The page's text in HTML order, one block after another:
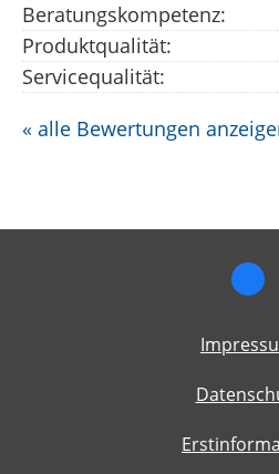
Beratungskompetenz:
Produktqualität:
Servicequalität:
« alle Bewertungen